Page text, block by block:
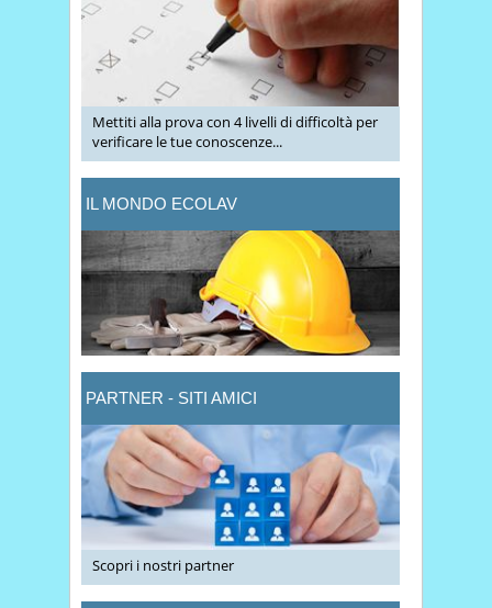
Mettiti alla prova con 4 livelli di difficoltà per
verificare le tue conoscenze...
IL MONDO ECOLAV
PARTNER - SITI AMICI
Scopri i nostri partner